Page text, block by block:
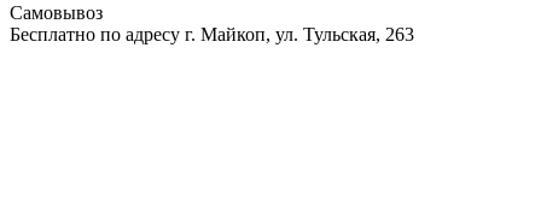
Самовывоз
Бесплатно по адресу г. Майкоп, ул. Тульская, 263